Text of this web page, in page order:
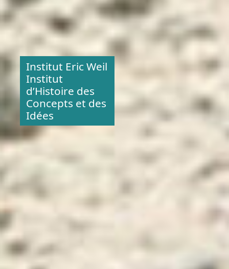
Institut Eric Weil
Institut
d’Histoire des
Concepts et des
Idées